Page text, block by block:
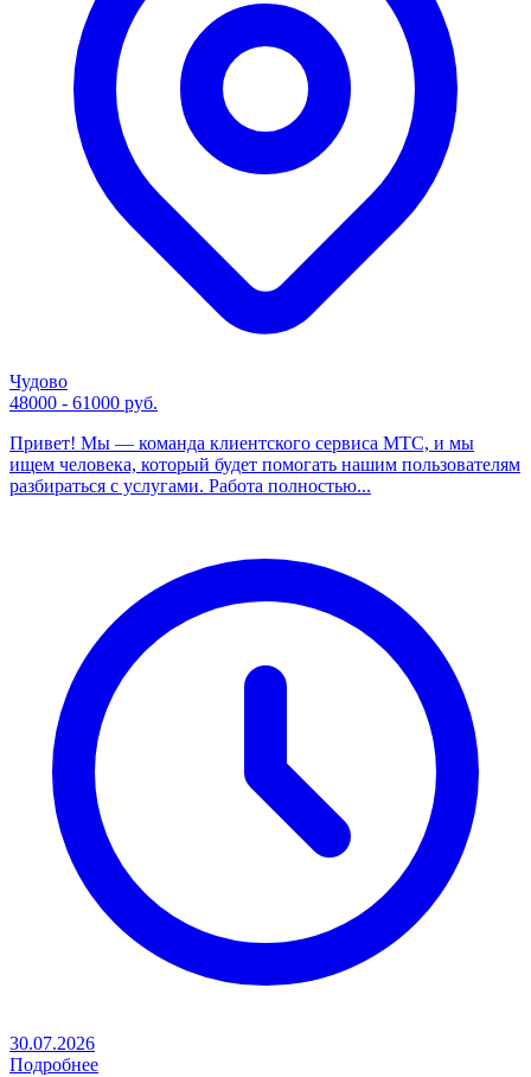
Чудово
48000 - 61000 руб.
Привет! Мы — команда клиентского сервиса МТС, и мы
ищем человека, который будет помогать нашим пользователям
разбираться с услугами. Работа полностью...
30.07.2026
Подробнее